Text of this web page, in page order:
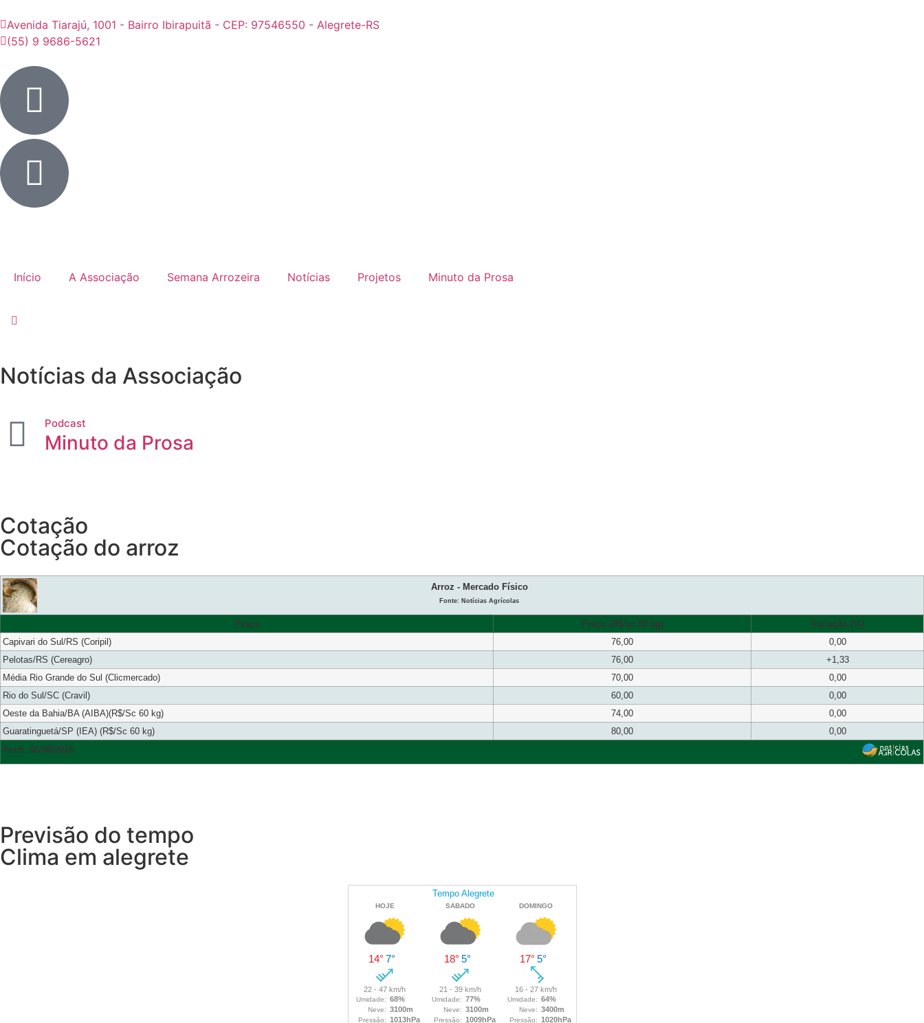
Avenida Tiarajú, 1001 - Bairro Ibirapuitã - CEP: 97546550 - Alegrete-RS
(55) 9 9686-5621
Início A Associação Semana Arrozeira Notícias Projetos Minuto da Prosa
Notícias da Associação
Podcast
Minuto da Prosa
Cotação
Cotação do arroz
Arroz - Mercado Físico
Fonte: Notícias Agrícolas
Praça Preço (R$/sc 50 kg)
Variação (%)
Capivari do Sul/RS (Coripil)
76,00
0,00
Pelotas/RS (Cereagro)
76,00
+1,33
Média Rio Grande do Sul (Clicmercado)
70,00
0,00
Rio do Sul/SC (Cravil)
60,00
0,00
Oeste da Bahia/BA (AIBA)(R$/Sc 60 kg)
74,00
0,00
Guaratinguetá/SP (IEA) (R$/Sc 60 kg)
80,00
0,00
Fech. 06/08/2026
Previsão do tempo
Clima em alegrete